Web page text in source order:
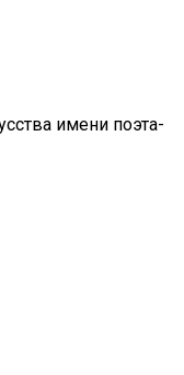
имени поэта-